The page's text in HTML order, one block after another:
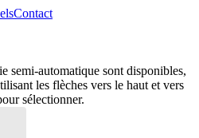
Contact
semi-automatique sont disponibles,
les flèches vers le haut et vers
sélectionner.